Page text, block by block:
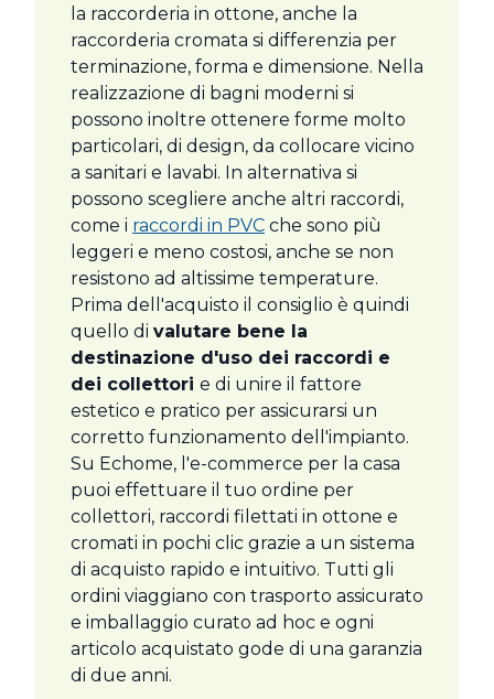
la raccorderia in ottone, anche la
raccorderia cromata si differenzia per
terminazione, forma e dimensione. Nella
realizzazione di bagni moderni si
possono inoltre ottenere forme molto
particolari, di design, da collocare vicino
a sanitari e lavabi. In alternativa si
possono scegliere anche altri raccordi,
come i raccordi in PVC che sono più
leggeri e meno costosi, anche se non
resistono ad altissime temperature.
Prima dell'acquisto il consiglio è quindi
quello di valutare bene la
destinazione d'uso dei raccordi e
dei collettori e di unire il fattore
estetico e pratico per assicurarsi un
corretto funzionamento dell'impianto.
Su Echome, l'e-commerce per la casa
puoi effettuare il tuo ordine per
collettori, raccordi filettati in ottone e
cromati in pochi clic grazie a un sistema
di acquisto rapido e intuitivo. Tutti gli
ordini viaggiano con trasporto assicurato
e imballaggio curato ad hoc e ogni
articolo acquistato gode di una garanzia
di due anni.